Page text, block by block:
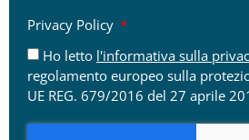
Privacy Policy
Ho letto l'informativa sulla
regolamento europeo sulla
UE REG. 679/2016 del 27 aprile